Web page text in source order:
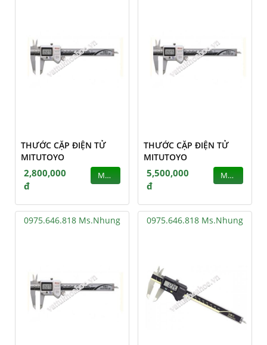
THƯỚC CẶP ĐIỆN TỬ
MITUTOYO
2,800,000
đ
MUA
THƯỚC CẶP ĐIỆN TỬ
MITUTOYO
5,500,000
đ
MUA
0975.646.818 Ms.Nhung 0975.646.818 Ms.Nhung